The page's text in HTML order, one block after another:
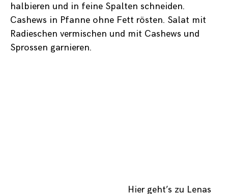
halbieren und in feine Spalten schneiden.
Cashews in Pfanne ohne Fett rösten. Salat mit
Radieschen vermischen und mit Cashews und
Sprossen garnieren.
Hier geht’s zu Lenas